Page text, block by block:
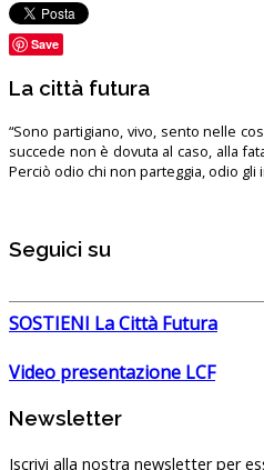
Save
La città futura
“Sono partigiano, vivo, sento nelle
succede non è dovuta al caso, alla
Perciò odio chi non parteggia, odio gli
Seguici su
SOSTIENI La Città Futura
Video presentazione LCF
Newsletter
Iscrivi alla nostra newsletter per